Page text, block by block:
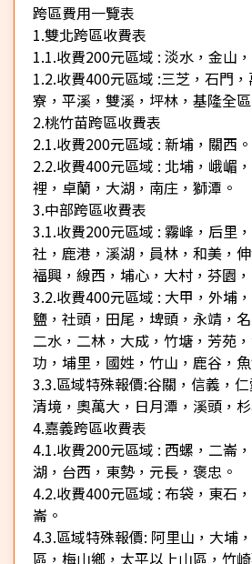
跨區費用一覽表
1.雙北跨區收費表
1.1.收費200元區域 : 淡水，金山
1.2.收費400元區域 :三芝，石門
寮，平溪，雙溪，坪林，基隆全區
2.桃竹苗跨區收費表
2.1.收費200元區域 : 新埔，關西。
2.2.收費400元區域 : 北埔，峨嵋
裡，卓蘭，大湖，南庄，獅潭。
3.中部跨區收費表
3.1.收費200元區域 : 霧峰，后里
社，鹿港，溪湖，員林，和美，
福興，線西，埔心，大村，芬園
3.2.收費400元區域 : 大甲，外埔
鹽，社頭，田尾，埤頭，永靖，
二水，二林，大成，竹塘，芳苑
功，埔里，國姓，竹山，鹿谷，
3.3.區域特殊報價:谷關，信義，仁
清境，奧萬大，日月潭，溪頭，杉
4.嘉義跨區收費表
4.1.收費200元區域 : 西螺，二崙
湖，台西，東勢，元長，褒忠。
4.2.收費400元區域 : 布袋，東石
崙。
4.3.區域特殊報價: 阿里山，大埔
區，梅山鄉，太平以上山區，竹